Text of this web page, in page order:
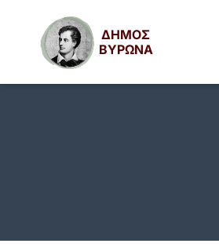
ΔΗΜΟΣ
ΒΥΡΩΝΑ